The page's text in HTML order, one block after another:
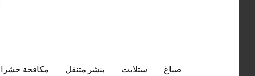
صباغ ستلايت بنشر متنقل مكافحة